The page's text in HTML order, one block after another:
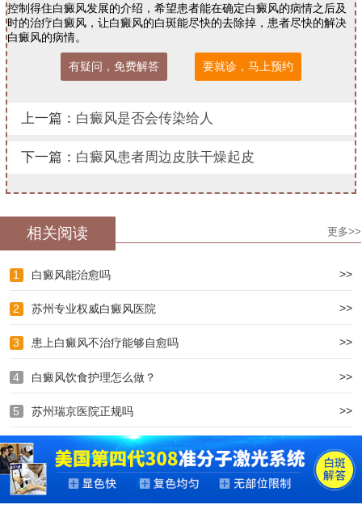
控制得住白癜风发展的介绍，希望患者能在确定白癜风的病情之后及
时的治疗白癜风，让白癜风的白斑能尽快的去除掉，患者尽快的解决
白癜风的病情。
有疑问，免费解答 要就诊，马上预约
上一篇： 白癜风是否会传染给人
下一篇： 白癜风患者周边皮肤干燥起皮
相关阅读 更多>>
1 白癜风能治愈吗 >>
2 苏州专业权威白癜风医院 >>
3 患上白癜风不治疗能够自愈吗 >>
4 白癜风饮食护理怎么做？ >>
5 苏州瑞京医院正规吗 >>